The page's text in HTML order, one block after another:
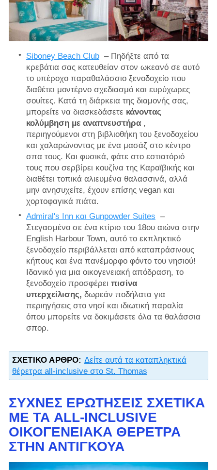
Siboney Beach Club– Πηδήξτε από τα
κρεβάτια σας κατευθείαν στον ωκεανό σε αυτό
το υπέροχο παραθαλάσσιο ξενοδοχείο που
διαθέτει μοντέρνο σχεδιασμό και ευρύχωρες
σουίτες. Κατά τη διάρκεια της διαμονής σας,
μπορείτε να διασκεδάσετε κάνοντας
κολύμβηση με αναπνευστήρα,
περιηγούμενοι στη βιβλιοθήκη του ξενοδοχείου
και χαλαρώνοντας με ένα μασάζ στο κέντρο
σπα τους. Και φυσικά, φάτε στο εστιατόριό
τους που σερβίρει κουζίνα της Καραϊβικής και
διαθέτει τοπικά αλιευμένα θαλασσινά, αλλά
μην ανησυχείτε, έχουν επίσης vegan και
χορτοφαγικά πιάτα.
Admiral's Inn και Gunpowder Suites –
Στεγασμένο σε ένα κτίριο του 18ου αιώνα στην
English Harbour Town, αυτό το εκπληκτικό
ξενοδοχείο περιβάλλεται από καταπράσινους
κήπους και ένα πανέμορφο φόντο του νησιού!
Ιδανικό για μια οικογενειακή απόδραση, το
ξενοδοχείο προσφέρει πισίνα
υπερχείλισης, δωρεάν ποδήλατα για
περιηγήσεις στο νησί και ιδιωτική παραλία
όπου μπορείτε να δοκιμάσετε όλα τα θαλάσσια
σπορ.
ΣΧΕΤΙΚΌ ΆΡΘΡΟ: Δείτε αυτά τα καταπληκτικά
θέρετρα all-inclusive στο St. Thomas
ΣΥΧΝΈΣ ΕΡΩΤΉΣΕΙΣ ΣΧΕΤΙΚΆ
ΜΕ ΤΑ ALL-INCLUSIVE
ΟΙΚΟΓΕΝΕΙΑΚΆ ΘΈΡΕΤΡΑ
ΣΤΗΝ ΑΝΤΊΓΚΟΥΑ